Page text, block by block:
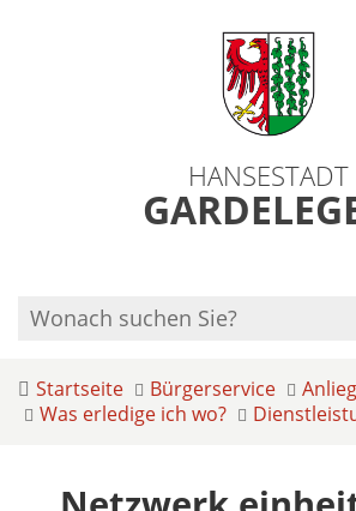
HANSESTADT
Startseite Bürgerservice
Was erledige ich wo?